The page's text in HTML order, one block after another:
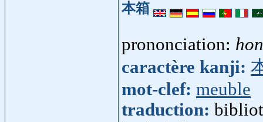
本箱
prononciation:
caractère kanji:
mot-clef: meuble
traduction: